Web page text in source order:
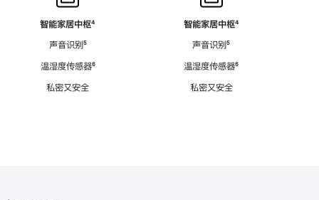
智能家居中枢脚
⁴
声音识别脚
⁵
温湿度传感器脚
⁶
私密又安全
智能家居中枢脚
⁴
声音识别脚
⁵
温湿度传感器脚
⁶
私密又安全